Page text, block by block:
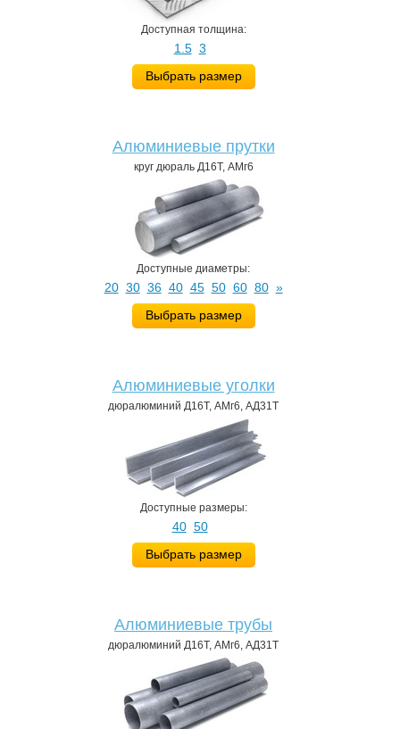
Доступная толщина:
1.5 3
Выбрать размер
Алюминиевые прутки
круг дюраль Д16Т, АМг6
Доступные диаметры:
20 30 36 40 45 50 60 80 »
Выбрать размер
Алюминиевые уголки
дюралюминий Д16Т, АМг6, АД31Т
Доступные размеры:
40 50
Выбрать размер
Алюминиевые трубы
дюралюминий Д16Т, АМг6, АД31Т